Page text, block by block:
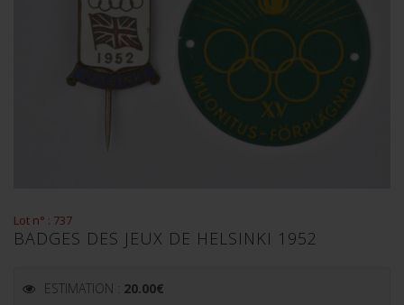
Lot n° : 737
BADGES DES JEUX DE HELSINKI 1952
ESTIMATION : 20.00€